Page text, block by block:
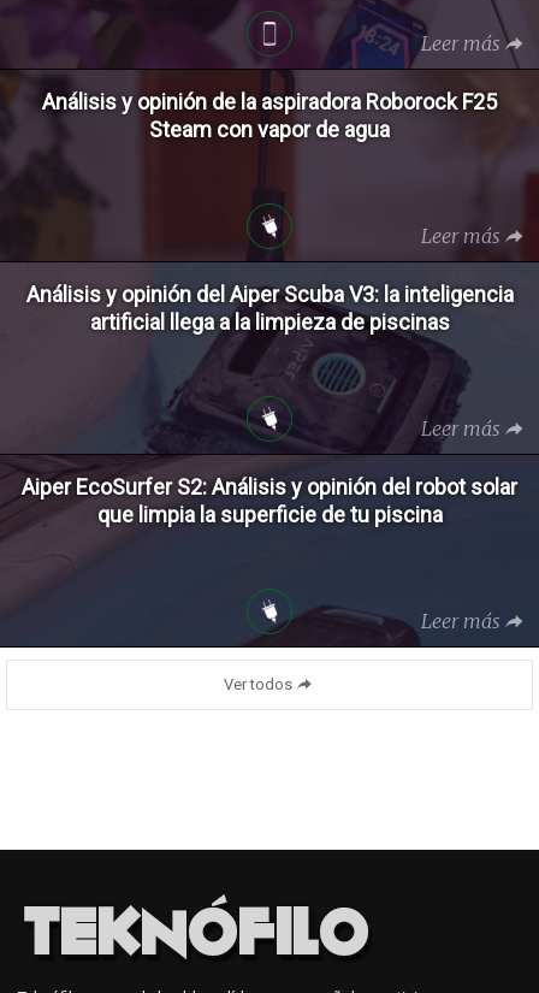
Leer más
Análisis y opinión de la aspiradora Roborock F25
Steam con vapor de agua
Leer más
Análisis y opinión del Aiper Scuba V3: la inteligencia
artificial llega a la limpieza de piscinas
Leer más
Aiper EcoSurfer S2: Análisis y opinión del robot solar
que limpia la superficie de tu piscina
Leer más
Ver todos